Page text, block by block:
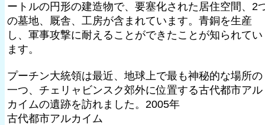
ートルの円形の建造物で、要塞化された居住空間、2
の墓地、厩舎、工房が含まれています。青銅を生産
し、軍事攻撃に耐えることができたことが知られてい
ます。
プーチン大統領は最近、地球上で最も神秘的な場所の
一つ、チェリャビンスク郊外に位置する古代都市アル
カイムの遺跡を訪れました。2005年
古代都市アルカイム